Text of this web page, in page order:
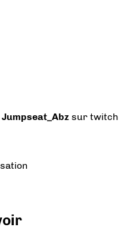
Jumpseat_Abz sur twitch